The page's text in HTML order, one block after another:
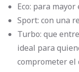
Eco: para
Sport: con una
Turbo: que
ideal para
comprometer el